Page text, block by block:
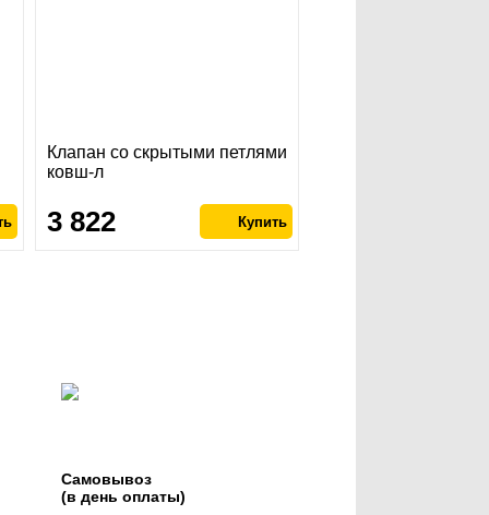
Клапан со скрытыми петлями
ковш-л
3 822
Самовывоз
(в день оплаты)